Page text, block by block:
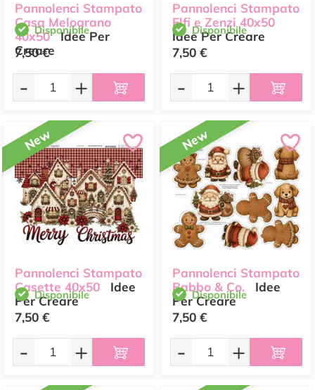
Pannolenci Stampato
Casa Melograno
40x50 Idee Per
Creare
Disponibile
7,50 €
- +
Pannolenci Stampato
Elfi e Zenzi 40x50
Idee Per Creare
Disponibile
7,50 €
- +
New
Pannolenci Stampato
Casette 40x50
Idee
Per Creare
Disponibile
7,50 €
- +
New
Pannolenci Stampato
Babbo & Co.
Idee
Per Creare
Disponibile
7,50 €
- +